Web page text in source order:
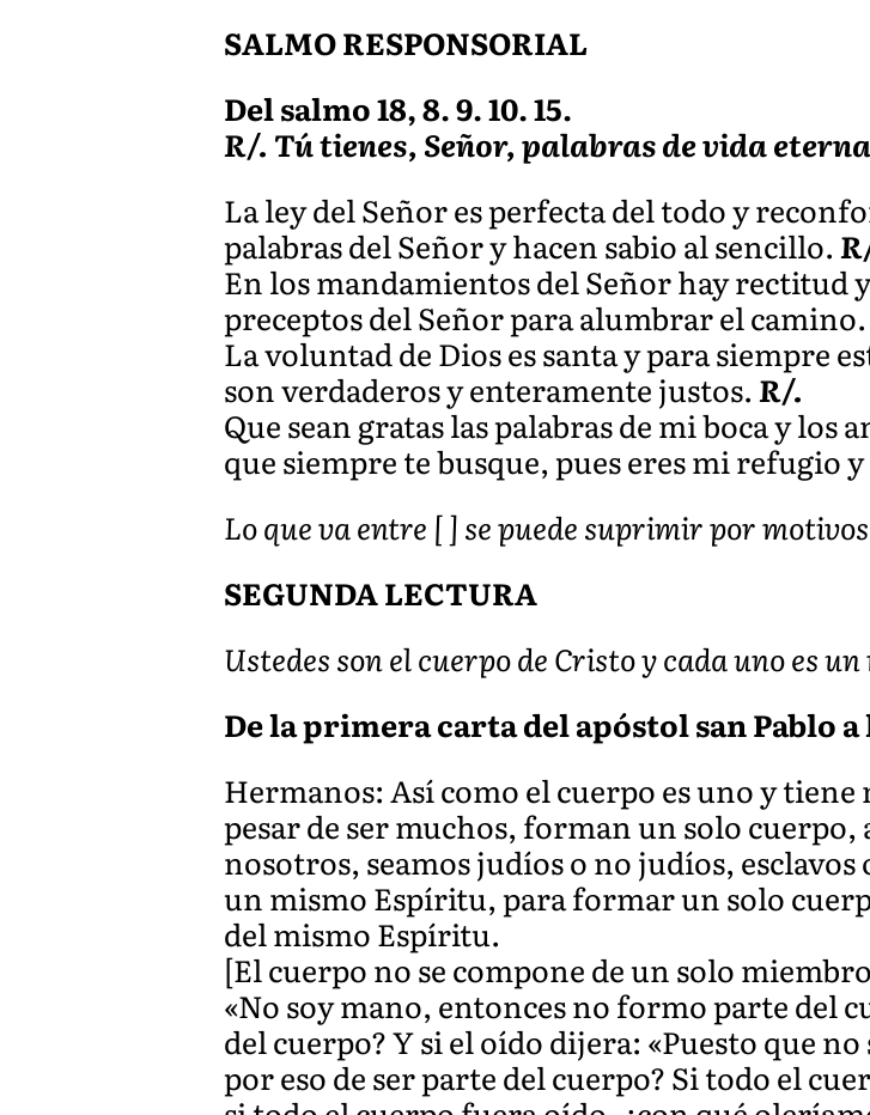
SALMO RESPONSORIAL
Del salmo 18, 8. 9. 10. 15.
R/. Tú tienes, Señor, palabras de vida
La ley del Señor es perfecta del todo y
palabras del Señor y hacen sabio al sencillo.
En los mandamientos del Señor hay rectitud
preceptos del Señor para alumbrar el camino.
La voluntad de Dios es santa y para siempre
son verdaderos y enteramente justos.R/.
Que sean gratas las palabras de mi boca y los
que siempre te busque, pues eres mi refugio
Lo que va entre [ ] se puede suprimir por
SEGUNDA LECTURA
Ustedes son el cuerpo de Cristo y cada uno es
De la primera carta del apóstol san Pablo a
Hermanos: Así como el cuerpo es uno y
pesar de ser muchos, forman un solo
nosotros, seamos judíos o no judíos,
un mismo Espíritu, para formar un solo
del mismo Espíritu.
[El cuerpo no se compone de un solo
«No soy mano, entonces no formo parte del
del cuerpo? Y si el oído dijera: «Puesto que
por eso de ser parte del cuerpo? Si todo el